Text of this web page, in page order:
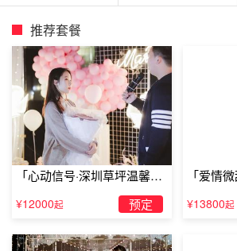
推荐套餐
「心动信号·深圳草坪温馨求
婚」
¥12000起 预定
「爱情
婚」
¥13800起